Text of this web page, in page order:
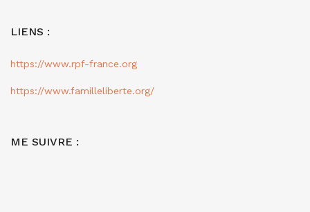
LIENS :
https://www.rpf-france.org
https://www.familleliberte.org/
ME SUIVRE :